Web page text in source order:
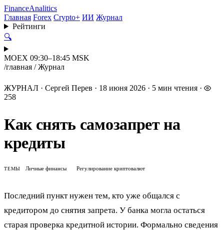
FinanceAnalitics
Главная Forex Crypto+ ИИ Журнал
Рейтинги
🔍
MOEX 09:30–18:45 MSK
/главная / Журнал
ЖУРНАЛ · Сергей Перев · 18 июня 2026 · 5 мин чтения ·
258
Как снять самозапрет на
кредиты
ТЕМЫ Личные финансы Регулирование криптовалют
Последний пункт нужен тем, кто уже общался с
кредитором до снятия запрета. У банка могла остаться
старая проверка кредитной истории. Формально сведения